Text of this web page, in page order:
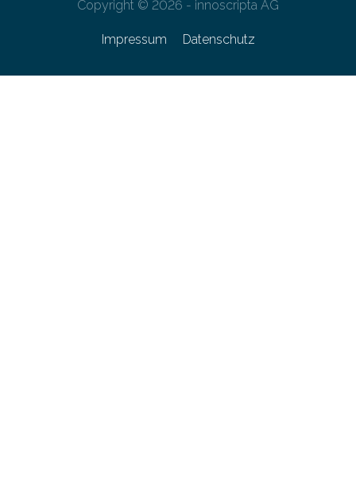
Copyright © 2026 - innoscripta AG
Impressum Datenschutz